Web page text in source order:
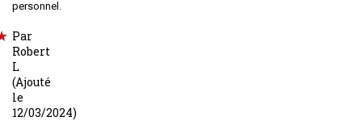
personnel.
Par
Robert
L
(Ajouté
le
12/03/2024)